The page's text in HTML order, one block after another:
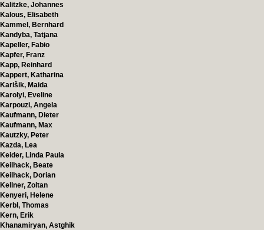
Kalitzke, Johannes
Kalous, Elisabeth
Kammel, Bernhard
Kandyba, Tatjana
Kapeller, Fabio
Kapfer, Franz
Kapp, Reinhard
Kappert, Katharina
Karišik, Maida
Karolyi, Eveline
Karpouzi, Angela
Kaufmann, Dieter
Kaufmann, Max
Kautzky, Peter
Kazda, Lea
Keider, Linda Paula
Keilhack, Beate
Keilhack, Dorian
Kellner, Zoltan
Kenyeri, Helene
Kerbl, Thomas
Kern, Erik
Khanamiryan, Astghik